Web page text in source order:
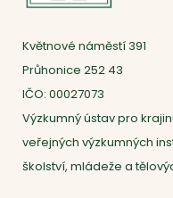
Květnové náměstí 391
Průhonice 252 43
IČO: 00027073
Výzkumný ústav pro
veřejných výzkumných
školství, mládeže a